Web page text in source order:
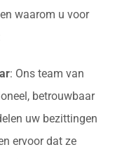
waarom u voor
: Ons team van
betrouwbaar
uw bezittingen
ervoor dat ze